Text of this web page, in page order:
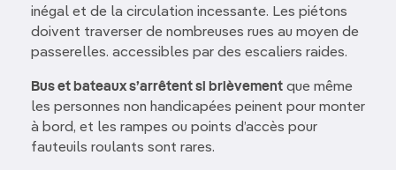
inégal et de la circulation incessante. Les piétons
doivent traverser de nombreuses rues au moyen de
passerelles. accessibles par des escaliers raides.
Bus et bateaux s’arrêtent si brièvement que même
les personnes non handicapées peinent pour monter
à bord, et les rampes ou points d’accès pour
fauteuils roulants sont rares.